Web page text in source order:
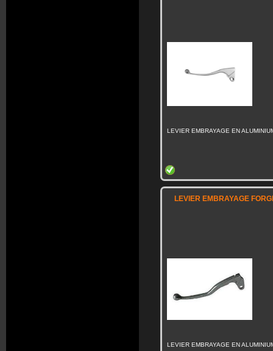
LEVIER EMBRAYAGE EN
LEVIER EMBRAYAGE
LEVIER EMBRAYAGE EN